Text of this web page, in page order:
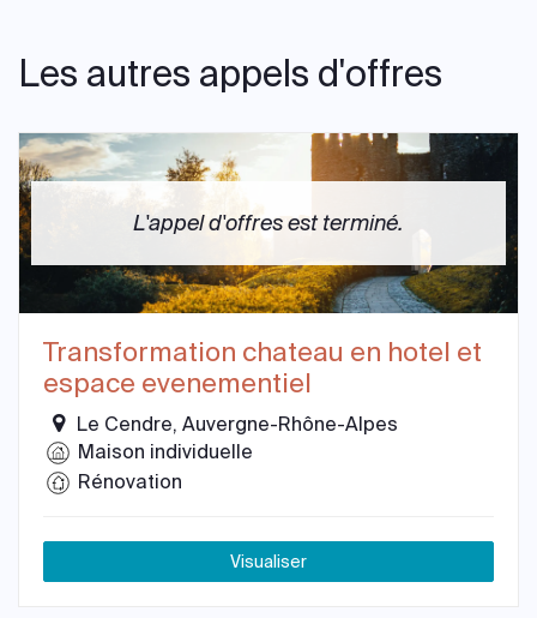
Les autres appels d'offres
L'appel d'offres est terminé.
Transformation chateau en hotel et
espace evenementiel
Le Cendre, Auvergne-Rhône-Alpes
Maison individuelle
Rénovation
Visualiser